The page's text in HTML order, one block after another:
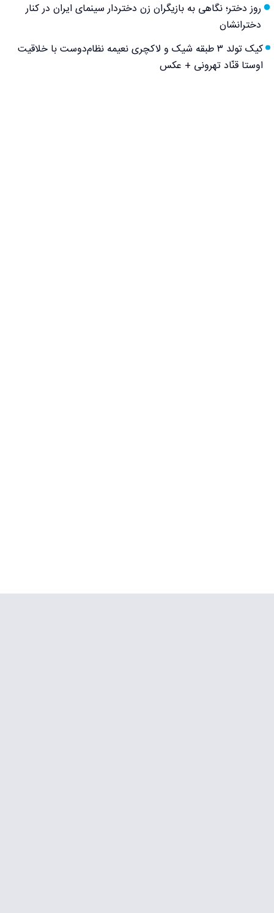
روز دختر؛ نگاهی به بازیگران زن دختردار سینمای ایران در کنار
دخترانشان
کیک تولد ۳ طبقه شیک و لاکچری نعیمه نظام‌دوست با خلاقیت
اوستا قنّاد تهرونی + عکس